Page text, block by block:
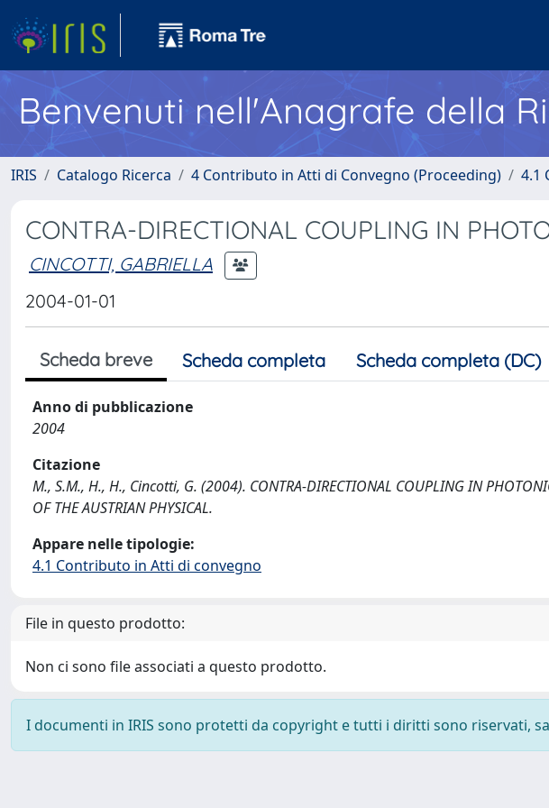
Benvenuti nell'Anagrafe della
IRIS Catalogo Ricerca 4 Contributo in Atti di Convegno (Proceeding) 4.1
CONTRA-DIRECTIONAL COUPLING IN
CINCOTTI, GABRIELLA
2004-01-01
Scheda breve Scheda completa Scheda completa (DC)
Anno di pubblicazione
2004
Citazione
M., S.M., H., H., Cincotti, G. (2004). CONTRA-DIRECTIONAL COUPLING IN
OF THE AUSTRIAN PHYSICAL.
Appare nelle tipologie:
4.1 Contributo in Atti di convegno
File in questo prodotto:
Non ci sono file associati a questo prodotto.
I documenti in IRIS sono protetti da copyright e tutti i diritti sono riservati,